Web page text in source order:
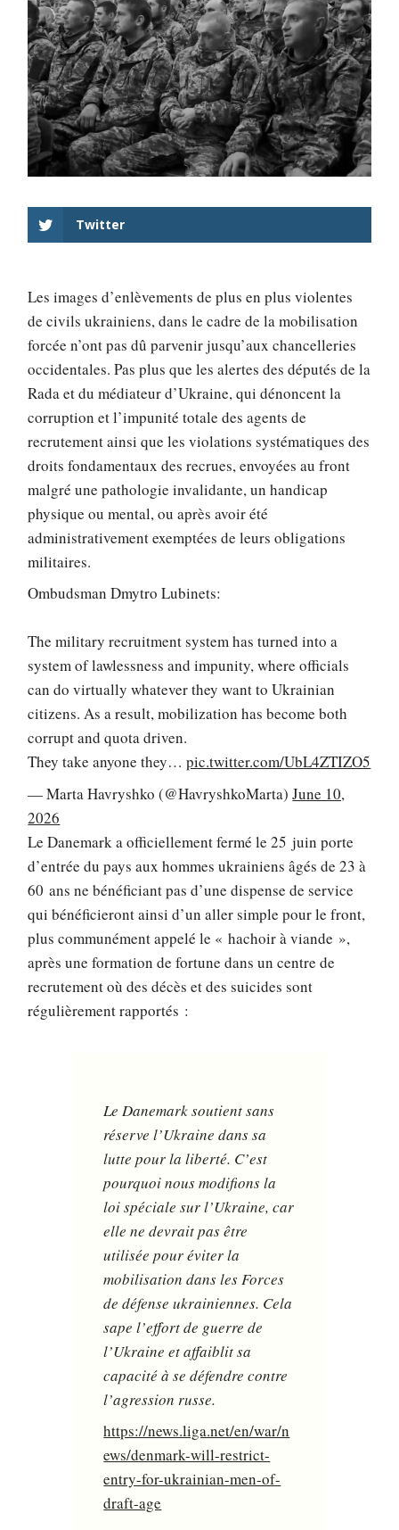
Twitter
Les images d’enlèvements de plus en plus violentes
de civils ukrainiens, dans le cadre de la mobilisation
forcée n’ont pas dû parvenir jusqu’aux chancelleries
occidentales. Pas plus que les alertes des députés de la
Rada et du médiateur d’Ukraine, qui dénoncent la
corruption et l’impunité totale des agents de
recrutement ainsi que les violations systématiques des
droits fondamentaux des recrues, envoyées au front
malgré une pathologie invalidante, un handicap
physique ou mental, ou après avoir été
administrativement exemptées de leurs obligations
militaires.
Ombudsman Dmytro Lubinets:
The military recruitment system has turned into a
system of lawlessness and impunity, where officials
can do virtually whatever they want to Ukrainian
citizens. As a result, mobilization has become both
corrupt and quota driven.
They take anyone they…pic.twitter.com/UbL4ZTIZO5
— Marta Havryshko (@HavryshkoMarta)June 10,
2026
Le Danemark a officiellement fermé le 25 juin porte
d’entrée du pays aux hommes ukrainiens âgés de 23 à
60 ans ne bénéficiant pas d’une dispense de service
qui bénéficieront ainsi d’un aller simple pour le front,
plus communément appelé le « hachoir à viande »,
après une formation de fortune dans un centre de
recrutement où des décès et des suicides sont
régulièrement rapportés :
Le Danemark soutient sans
réserve l’Ukraine dans sa
lutte pour la liberté. C’est
pourquoi nous modifions la
loi spéciale sur l’Ukraine, car
elle ne devrait pas être
utilisée pour éviter la
mobilisation dans les Forces
de défense ukrainiennes. Cela
sape l’effort de guerre de
l’Ukraine et affaiblit sa
capacité à se défendre contre
l’agression russe.
https://news.liga.net/en/war/n
ews/denmark-will-restrict-
entry-for-ukrainian-men-of-
draft-age